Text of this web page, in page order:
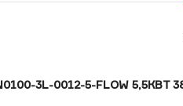
3L-0012-5-FLOW 5,5КВТ